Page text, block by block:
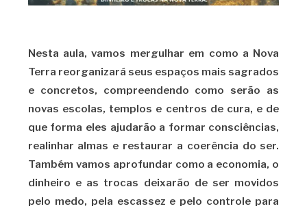
Nesta aula, vamos mergulhar em como a Nova
Terra reorganizará seus espaços mais sagrados
e concretos, compreendendo como serão as
novas escolas, templos e centros de cura, e de
que forma eles ajudarão a formar consciências,
realinhar almas e restaurar a coerência do ser.
Também vamos aprofundar como a economia, o
dinheiro e as trocas deixarão de ser movidos
pelo medo, pela escassez e pelo controle para